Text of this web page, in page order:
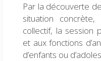
Par la découverte
situation
collectif, la session
et aux fonctions
d’enfants ou